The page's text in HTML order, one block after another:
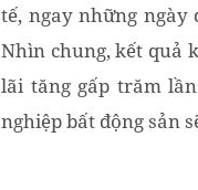
tế, ngay những ngày
Nhìn chung, kết quả
lãi tăng gấp trăm
nghiệp bất động sản